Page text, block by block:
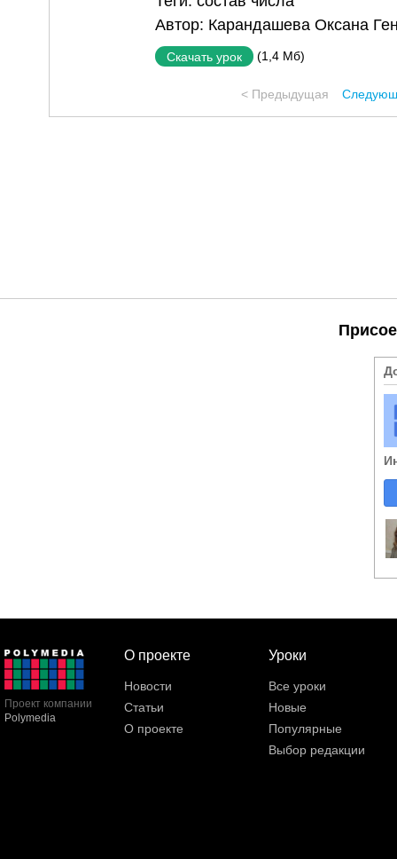
Автор: Карандашева Оксана
Скачать урок (1,4 Мб)
< Предыдущая
Проект компании
Polymedia
О проекте
Новости
Статьи
О проекте
Уроки
Все уроки
Новые
Популярные
Выбор редакции